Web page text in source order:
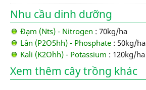
Nhu cầu dinh dưỡng
Đạm (Nts) - Nitrogen : 70kg/ha
Lân (P2O5hh) - Phosphate : 50kg/ha
Kali (K2Ohh) - Potassium : 120kg/ha
Xem thêm cây trồng khác